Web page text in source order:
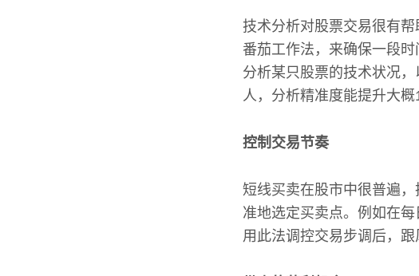
技术分析对股票交易很有
番茄工作法，来确保一段
分析某只股票的技术状况
人，分析精准度能提升大概
控制交易节奏
短线买卖在股市中很普遍
准地选定买卖点。例如在
用此法调控交易步调后，